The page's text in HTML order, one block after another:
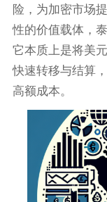
险，为加密市场
性的价值载体，
它本质上是将美
快速转移与结算
高额成本。